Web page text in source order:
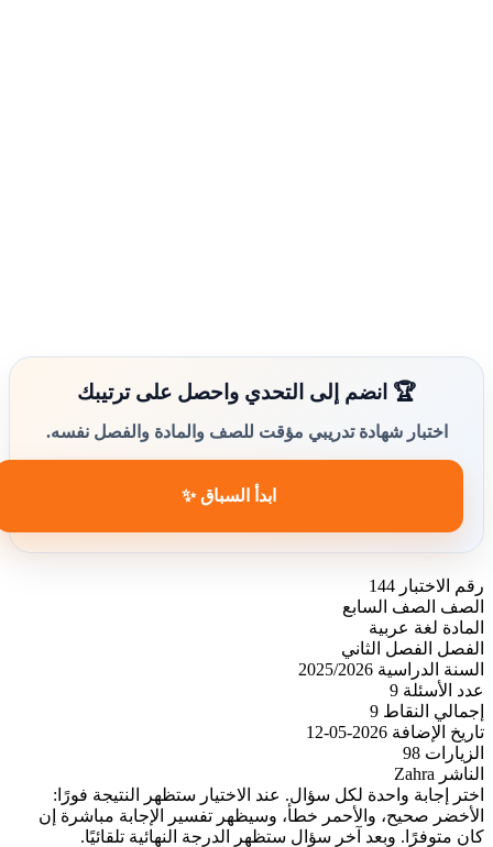
🏆 انضم إلى التحدي واحصل على ترتيبك
اختبار شهادة تدريبي مؤقت للصف والمادة والفصل نفسه.
ابدأ السباق ✨
رقم الاختبار 144
الصف
الصف السابع
المادة لغة عربية
الفصل
الفصل الثاني
السنة الدراسية 2025/2026
عدد الأسئلة 9
إجمالي النقاط 9
تاريخ الإضافة 2026-05-12
الزيارات 98
الناشر Zahra
اختر إجابة واحدة لكل سؤال. عند الاختيار ستظهر النتيجة فورًا:
الأخضر صحيح، والأحمر خطأ، وسيظهر تفسير الإجابة مباشرة إن
كان متوفرًا. وبعد آخر سؤال ستظهر الدرجة النهائية تلقائيًا.